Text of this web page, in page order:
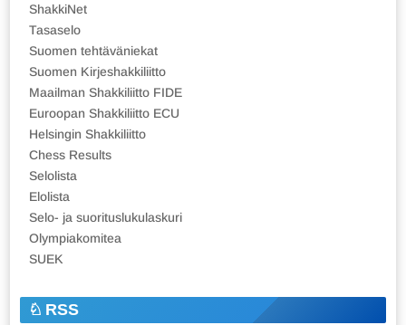
ShakkiNet
Tasaselo
Suomen tehtäväniekat
Suomen Kirjeshakkiliitto
Maailman Shakkiliitto FIDE
Euroopan Shakkiliitto ECU
Helsingin Shakkiliitto
Chess Results
Selolista
Elolista
Selo- ja suorituslukulaskuri
Olympiakomitea
SUEK
RSS